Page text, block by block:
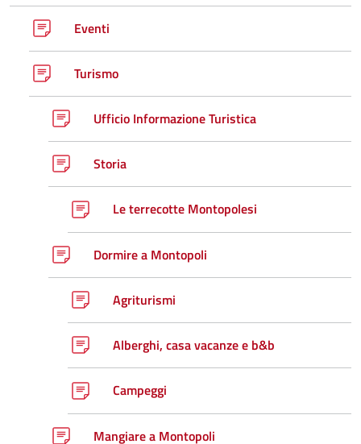
Eventi
Turismo
Ufficio Informazione Turistica
Storia
Le terrecotte Montopolesi
Dormire a Montopoli
Agriturismi
Alberghi, casa vacanze e b&b
Campeggi
Mangiare a Montopoli